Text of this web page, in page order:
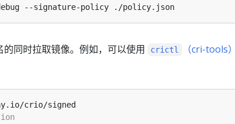
同时拉取镜像。例如，可以使用 crictl
（cri-tools